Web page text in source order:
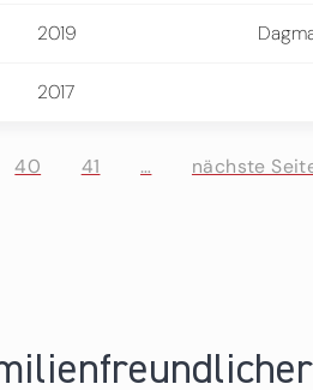
2019
2017
40 41 … nächste